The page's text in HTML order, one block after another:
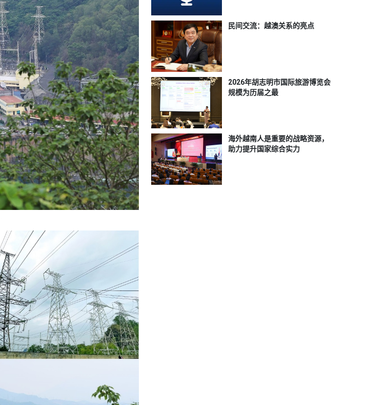
民间交流：越澳关系的亮点
2026年胡志明市国际旅游博览会
规模为历届之最
海外越南人是重要的战略资源，
助力提升国家综合实力